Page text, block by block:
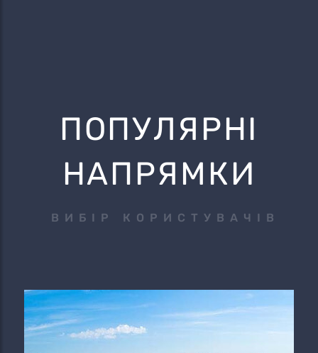
ПОПУЛЯРНІ
НАПРЯМКИ
ВИБІР КОРИСТУВАЧІВ